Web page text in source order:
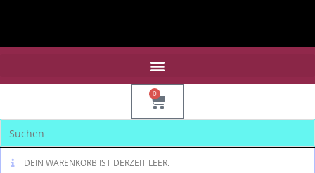
0
DEIN WARENKORB IST DERZEIT LEER.